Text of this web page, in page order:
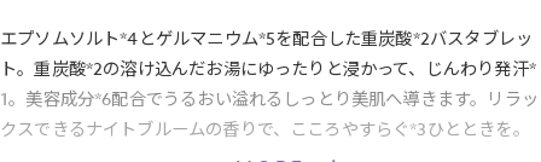
エプソムソルト*4とゲルマニウム*5を配合した重炭酸*2バスタブレッ
ト。重炭酸*2の溶け込んだお湯にゆったりと浸かって、じんわり発汗*
1。美容成分*6配合でうるおい溢れるしっとり美肌へ導きます。リラッ
クスできるナイトブルームの香りで、こころやすらぐ*3ひとときを。